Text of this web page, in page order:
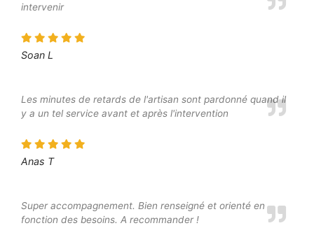
intervenir
Soan L
Les minutes de retards de l'artisan sont pardonné quand il
y a un tel service avant et après l'intervention
Anas T
Super accompagnement. Bien renseigné et orienté en
fonction des besoins. A recommander !